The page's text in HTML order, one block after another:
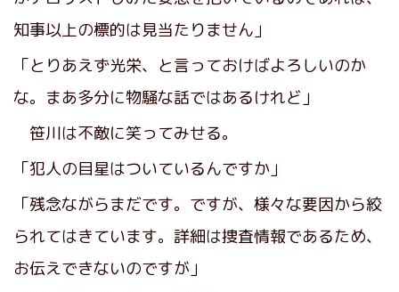
知事以上の標的は見当たりません」
「とりあえず光栄、と言っておけばよろしいのか
な。まあ多分に物騒な話ではあるけれど」
笹川は不敵に笑ってみせる。
「犯人の目星はついているんですか」
「残念ながらまだです。ですが、様々な要因から絞
られてはきています。詳細は捜査情報であるため、
お伝えできないのですが」